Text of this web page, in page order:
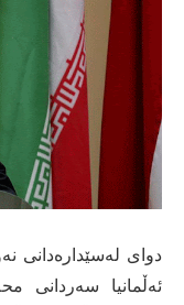
دوای لەسێدارەدانی
ئەڵمانیا سەردانی